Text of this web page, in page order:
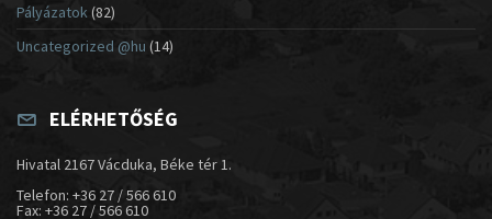
Pályázatok (82)
Uncategorized @hu (14)
ELÉRHETŐSÉG
Hivatal 2167 Vácduka, Béke tér 1.
Telefon: +36 27 / 566 610
Fax: +36 27 / 566 610